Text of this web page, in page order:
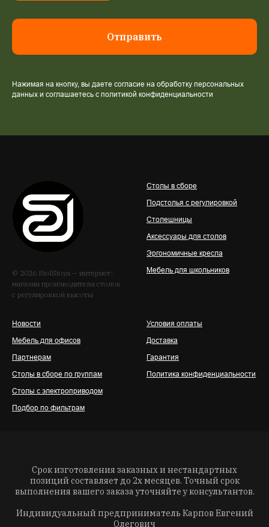
Отправить
Нажимая на кнопку, вы даете согласие на обработку персональных
данных и соглашаетесь c политикой конфиденциальности
© 2026 StolStoya — интернет-
магазин производителя столов
с регулировкой высоты
Столы в сборе
Подстолья с регулировкой
Столешницы
Аксессуары для столов
Эргономичные кресла
Мебель для школьников
Новости
Мебель для офисов
Партнерам
Столы в сборе по группам
Столы с электроприводом
Подбор по фильтрам
Условия оплаты
Доставка
Гарантия
Политика конфиденциальности
Срок изготовления заказных и нестандартных
позиций составляет до 2х месяцев. Точный срок
выполнения вашего заказа уточняйте у консультантов.
Индивидуальный предприниматель Карпов Евгений
Олегович